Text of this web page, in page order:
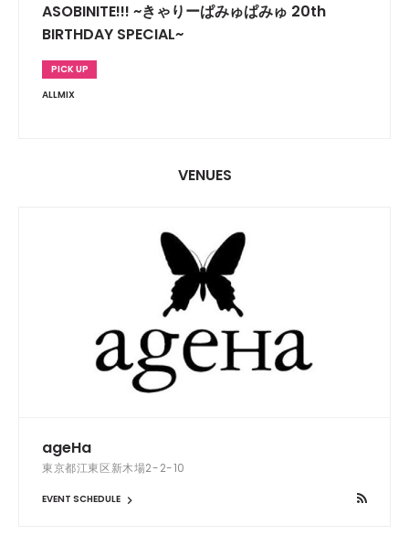
ASOBINITE!!! ~きゃりーぱみゅぱみゅ 20th
BIRTHDAY SPECIAL~
PICK UP
ALLMIX
VENUES
ageHa
東京都江東区新木場2-2-10
EVENT SCHEDULE